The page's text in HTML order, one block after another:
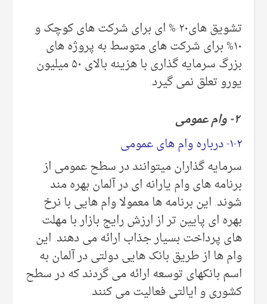
تشویق های۲۰ % ای برای شرکت های کوچک و
۱۰% برای شرکت های متوسط به پروژه های
بزرگ سرمایه گذاری با هزینه بالای ۵۰ میلیون
یورو تعلق نمی گیرد.
۲- وام عمومی
۱-۲- درباره وام های عمومی
سرمایه گذاران میتوانند در سطح عمومی از
برنامه های وام یارانه ای در آلمان بهره مند
شوند. این برنامه ها معمولا وام هایی با نرخ
بهره ای پایین تر از ارزش رایج بازار با مهلت
های پرداخت بسیار جذاب ارائه می دهند. این
وام ها از طریق بانک هایی دولتی در آلمان به
اسم بانکهای توسعه ارائه می گردند که در سطح
کشوری و ایالتی فعالیت می کنند.